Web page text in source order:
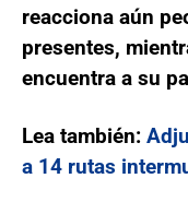
reacciona aún
presentes,
encuentra a su
Lea también:
a 14 rutas